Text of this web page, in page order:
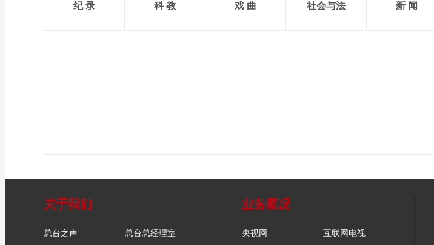
纪 录
科 教
戏 曲
社会与法
新 闻
关于我们
总台之声 总台总经理室
业务概况
央视网 互联网电视